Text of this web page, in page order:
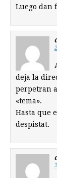
Luego dan
deja la
perpetran
«tema».
Hasta que
despistat.